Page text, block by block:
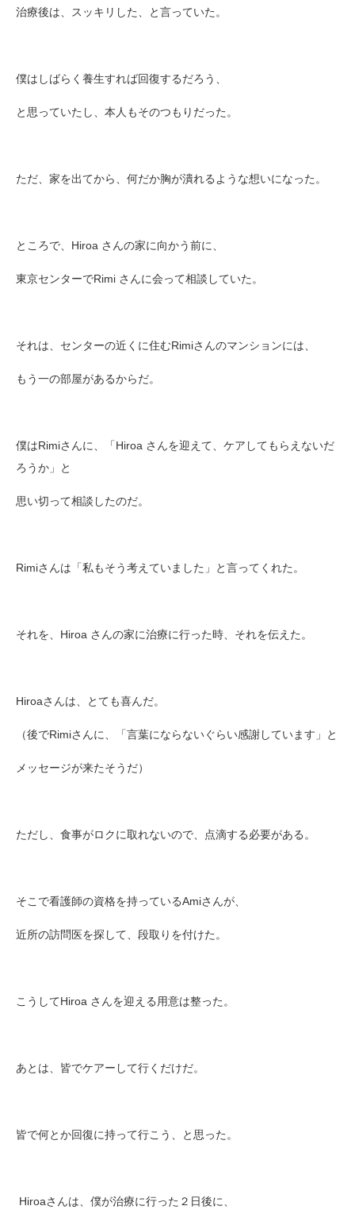
治療後は、スッキリした、と言っていた。
僕はしばらく養生すれば回復するだろう、
と思っていたし、本人もそのつもりだった。
ただ、家を出てから、何だか胸が潰れるような想いになった。
ところで、Hiroa さんの家に向かう前に、
東京センターでRimi さんに会って相談していた。
それは、センターの近くに住むRimiさんのマンションには、
もう一の部屋があるからだ。
僕はRimiさんに、「Hiroa さんを迎えて、ケアしてもらえないだ
ろうか」と
思い切って相談したのだ。
Rimiさんは「私もそう考えていました」と言ってくれた。
それを、Hiroa さんの家に治療に行った時、それを伝えた。
Hiroaさんは、とても喜んだ。
（後でRimiさんに、「言葉にならないぐらい感謝しています」と
メッセージが来たそうだ）
ただし、食事がロクに取れないので、 点滴する必要がある。
そこで看護師の資格を持っているAmiさんが、
近所の訪問医を探して、段取りを付けた。
こうしてHiroa さんを迎える用意は整った。
あとは、皆でケアーして行くだけだ。
皆で何とか回復に持って行こう、と思った。
Hiroaさんは、僕が治療に行った２日後に